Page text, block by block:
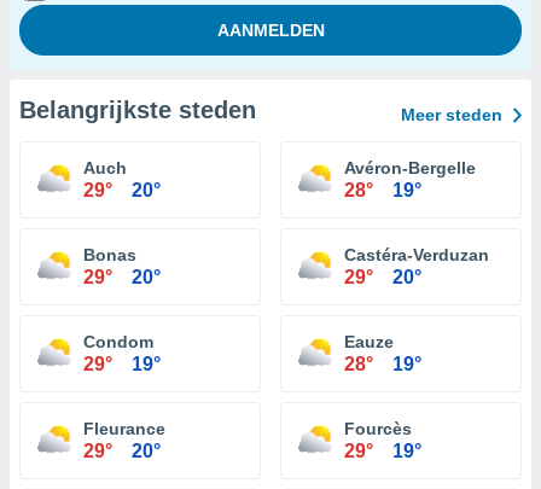
Belangrijkste steden Meer steden
Auch
29° 20°
Avéron-Bergelle
28° 19°
Bonas
29° 20°
Castéra-Verduzan
29° 20°
Condom
29° 19°
Eauze
28° 19°
Fleurance
29° 20°
Fourcès
29° 19°